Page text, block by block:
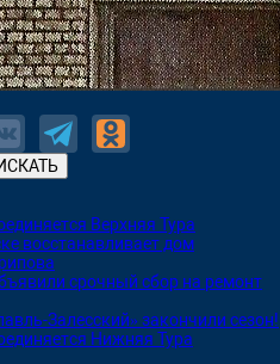
Верхняя Тура
восстанавливает дом
срочный сбор на ремонт
Залесский» закончили сезон!
Нижняя Тура